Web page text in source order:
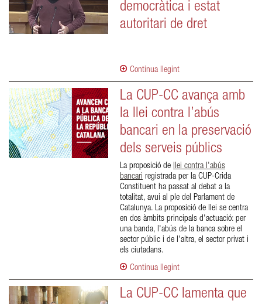
democràtica i estat
autoritari de dret
Continua llegint
La CUP-CC avança amb
la llei contra l’abús
bancari en la preservació
dels serveis públics
La proposició de llei contra l'abús
bancari registrada per la CUP-Crida
Constituent ha passat al debat a la
totalitat, avui al ple del Parlament de
Catalunya. La proposició de llei se centra
en dos àmbits principals d'actuació: per
una banda, l'abús de la banca sobre el
sector públic i de l'altra, el sector privat i
els ciutadans.
Continua llegint
La CUP-CC lamenta que